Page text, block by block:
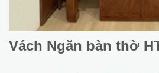
Vách Ngăn bàn thờ